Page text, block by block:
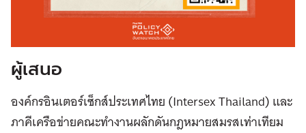
ผู้เสนอ
องค์กรอินเตอร์เซ็กส์ประเทศไทย (Intersex Thailand) และ
ภาคีเครือข่ายคณะทำงานผลักดันกฎหมายสมรสเท่าเทียม